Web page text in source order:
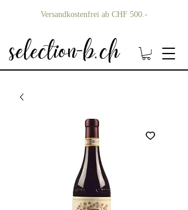
Versandkostenfrei ab CHF 500.-